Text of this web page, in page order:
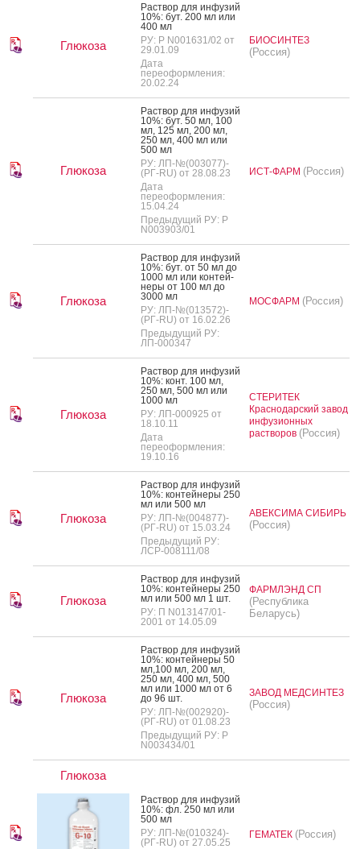
Глюкоза
Рас­твор для ин­фу­зий
10%: бут. 200 мл или
400 мл
РУ: Р N001631/02 от
29.01.09
Дата
переоформления:
20.02.24
БИОСИНТЕЗ
(Россия)
Глюкоза
Рас­твор для ин­фу­зий
10%: бут. 50 мл, 100
мл, 125 мл, 200 мл,
250 мл, 400 мл или
500 мл
РУ: ЛП-№(003077)-
(РГ-RU) от 28.08.23
Дата
переоформления:
15.04.24
Предыдущий РУ: Р
N003903/01
ИСТ-ФАРМ (Россия)
Глюкоза
Рас­твор для ин­фу­зий
10%: бут. от 50 мл до
1000 мл или кон­тей­
не­ры от 100 мл до
3000 мл
РУ: ЛП-№(013572)-
(РГ-RU) от 16.02.26
Предыдущий РУ:
ЛП-000347
МОСФАРМ (Россия)
Глюкоза
Рас­твор для ин­фу­зий
10%: конт. 100 мл,
250 мл, 500 мл или
1000 мл
РУ: ЛП-000925 от
18.10.11
Дата
переоформления:
19.10.16
СТЕРИТЕК
Краснодарский завод
инфузионных
растворов (Россия)
Глюкоза
Рас­твор для ин­фу­зий
10%: кон­тей­не­ры 250
мл или 500 мл
РУ: ЛП-№(004877)-
(РГ-RU) от 15.03.24
Предыдущий РУ:
ЛСР-008111/08
АВЕКСИМА СИБИРЬ
(Россия)
Глюкоза
Рас­твор для ин­фу­зий
10%: кон­тей­не­ры 250
мл или 500 мл 1 шт.
РУ: П N013147/01-
2001 от 14.05.09
ФАРМЛЭНД СП
(Республика
Беларусь)
Глюкоза
Рас­твор для ин­фу­зий
10%: кон­тей­не­ры 50
мл,100 мл, 200 мл,
250 мл, 400 мл, 500
мл или 1000 мл от 6
до 96 шт.
РУ: ЛП-№(002920)-
(РГ-RU) от 01.08.23
Предыдущий РУ: Р
N003434/01
ЗАВОД МЕДСИНТЕЗ
(Россия)
Глюкоза
Рас­твор для ин­фу­зий
10%: фл. 250 мл или
500 мл
РУ: ЛП-№(010324)-
(РГ-RU) от 27.05.25
ГЕМАТЕК (Россия)